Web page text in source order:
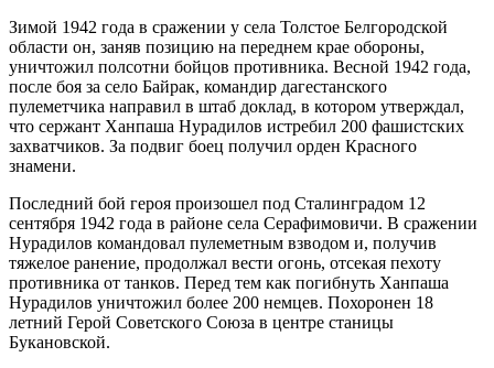
Зимой 1942 года в сражении у села Толстое Белгородской
области он, заняв позицию на переднем крае обороны,
уничтожил полсотни бойцов противника. Весной 1942 года,
после боя за село Байрак, командир дагестанского
пулеметчика направил в штаб доклад, в котором утверждал,
что сержант Ханпаша Нурадилов истребил 200 фашистских
захватчиков. За подвиг боец получил орден Красного
знамени.
Последний бой героя произошел под Сталинградом 12
сентября 1942 года в районе села Серафимовичи. В сражении
Нурадилов командовал пулеметным взводом и, получив
тяжелое ранение, продолжал вести огонь, отсекая пехоту
противника от танков. Перед тем как погибнуть Ханпаша
Нурадилов уничтожил более 200 немцев. Похоронен 18
летний Герой Советского Союза в центре станицы
Букановской.